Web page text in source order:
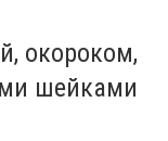
окороком,
шейками